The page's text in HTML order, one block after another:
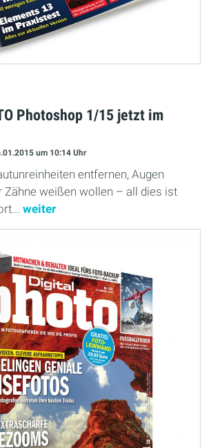
Photoshop 1/15 jetzt im
um 10:14 Uhr
entfernen, Augen
Zähne weißen wollen – all dies ist
weiter